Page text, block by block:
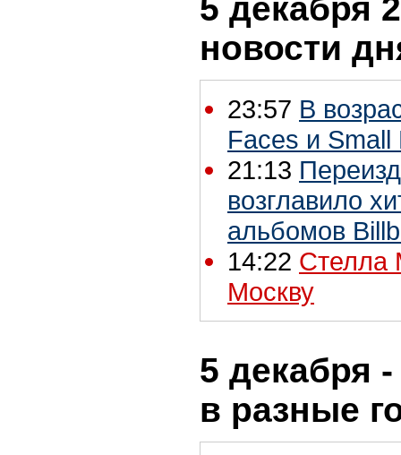
5 декабря
новости
23:57 В
Faces и
21:13
возглавило
альбомов
14:22 Стелла
Москву
5 декабря
в разные